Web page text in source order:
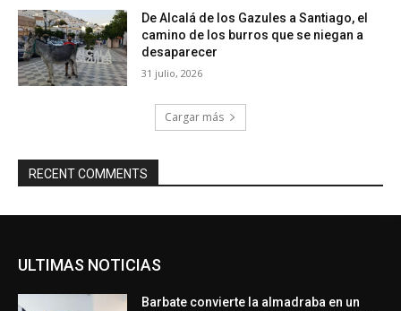
De Alcalá de los Gazules a Santiago, el
camino de los burros que se niegan a
desaparecer
31 julio, 2026
Cargar más
RECENT COMMENTS
ULTIMAS NOTICIAS
Barbate convierte la almadraba en un